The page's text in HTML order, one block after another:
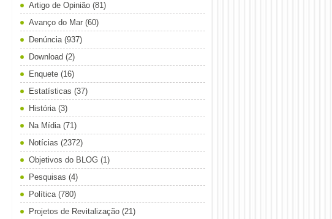
Artigo de Opinião (81)
Avanço do Mar (60)
Denúncia (937)
Download (2)
Enquete (16)
Estatísticas (37)
História (3)
Na Mídia (71)
Notícias (2372)
Objetivos do BLOG (1)
Pesquisas (4)
Política (780)
Projetos de Revitalização (21)